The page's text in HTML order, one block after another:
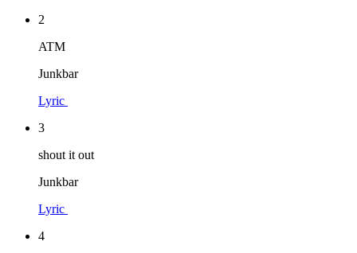
2
ATM
Junkbar
Lyric
3
shout it out
Junkbar
Lyric
4